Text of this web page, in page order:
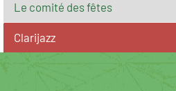
Le comité des fêtes
Clarijazz